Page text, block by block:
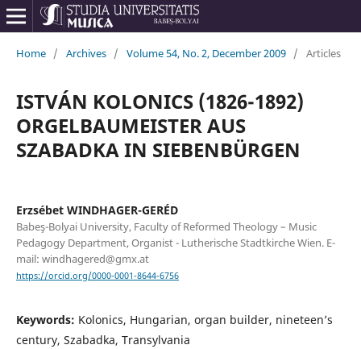
Home / Archives / Volume 54, No. 2, December 2009 / Articles
ISTVÁN KOLONICS (1826-1892)
ORGELBAUMEISTER AUS
SZABADKA IN SIEBENBÜRGEN
Erzsébet WINDHAGER-GERÉD
Babeş-Bolyai University, Faculty of Reformed Theology – Music
Pedagogy Department, Organist - Lutherische Stadtkirche Wien. E-
mail: windhagered@gmx.at
https://orcid.org/0000-0001-8644-6756
Keywords: Kolonics, Hungarian, organ builder, nineteen’s
century, Szabadka, Transylvania